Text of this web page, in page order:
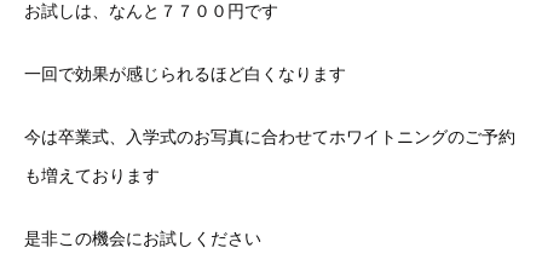
お試しは、なんと７７００円です
一回で効果が感じられるほど白くなります
今は卒業式、入学式のお写真に合わせてホワイトニングのご予約
も増えております
是非この機会にお試しください